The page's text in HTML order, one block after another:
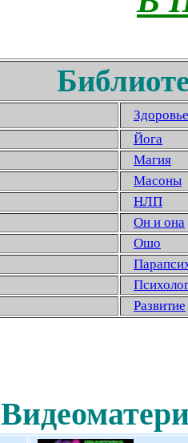
Здоровье
Йога
Магия
Масоны
НЛП
Он и она
Ошо
Развитие